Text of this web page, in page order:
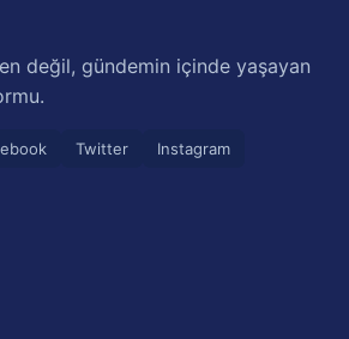
değil, gündemin içinde yaşayan
Twitter
Instagram